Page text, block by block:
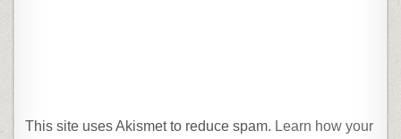
This site uses Akismet to reduce spam. Learn how your